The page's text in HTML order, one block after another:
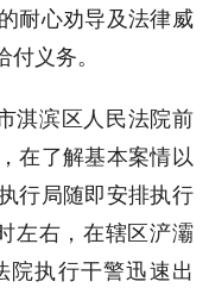
耐心劝导及法律威
义务。
滨区人民法院前
在了解基本案情以
行局随即安排执行
左右，在辖区浐灞
院执行干警迅速出